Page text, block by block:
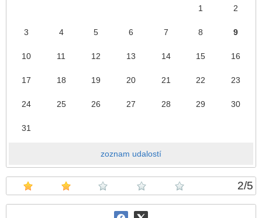
1 2
3 4 5 6 7 8 9
10 11 12 13 14 15 16
17 18 19 20 21 22 23
24 25 26 27 28 29 30
31
zoznam udalostí
2/5